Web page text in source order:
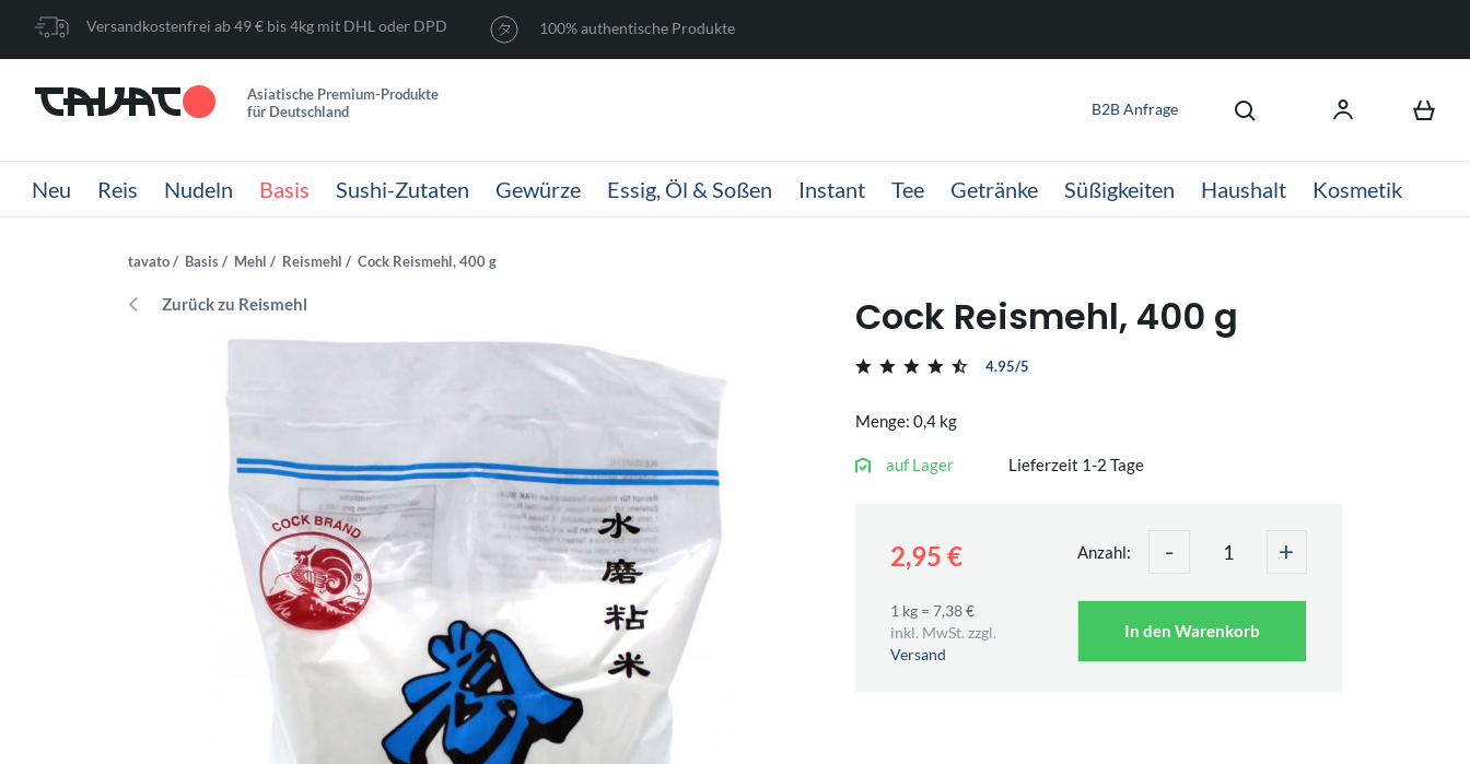
Versandkostenfrei ab 49 € bis 4kg mit DHL oder DPD 100% authentische Produkte
Asiatische Premium-Produkte
für Deutschland
B2B Anfrage
Neu Reis Nudeln Basis Sushi-Zutaten Gewürze Essig, Öl & Soßen Instant Tee Getränke Süßigkeiten Haushalt Kosmetik
tavato Basis Mehl Reismehl Cock Reismehl, 400 g
Zurück zu Reismehl Cock Reismehl, 400 g
4.95/5
Menge: 0,4 kg
auf Lager Lieferzeit 1-2 Tage
2,95 € Anzahl: - +
1 kg = 7,38 €
inkl. MwSt. zzgl.
Versand
In den Warenkorb